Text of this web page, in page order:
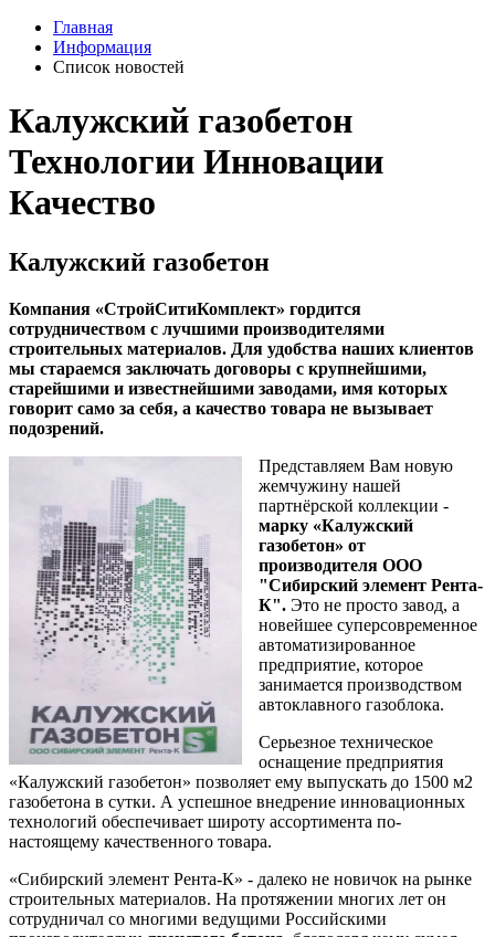
Главная
Информация
Список новостей
Калужский газобетон
Технологии Инновации
Качество
Калужский газобетон
Компания «СтройСитиКомплект» гордится
сотрудничеством с лучшими производителями
строительных материалов. Для удобства наших клиентов
мы стараемся заключать договоры с крупнейшими,
старейшими и известнейшими заводами, имя которых
говорит само за себя, а качество товара не вызывает
подозрений.
Представляем Вам новую
жемчужину нашей
партнёрской коллекции -
марку «Калужский
газобетон» от
производителя ООО
"Сибирский элемент Рента-
К". Это не просто завод, а
новейшее суперсовременное
автоматизированное
предприятие, которое
занимается производством
автоклавного газоблока.
Серьезное техническое
оснащение предприятия
«Калужский газобетон» позволяет ему выпускать до 1500 м2
газобетона в сутки. А успешное внедрение инновационных
технологий обеспечивает широту ассортимента по-
настоящему качественного товара.
«Сибирский элемент Рента-К» - далеко не новичок на рынке
строительных материалов. На протяжении многих лет он
сотрудничал со многими ведущими Российскими